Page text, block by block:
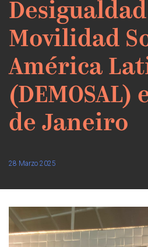
Movilidad
América
(DEMOSAL)
de Janeiro
28 Marzo 2025